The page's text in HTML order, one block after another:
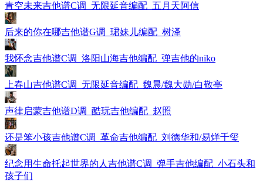
青空未来吉他谱C调_无限延音编配_五月天阿信
后来的你在哪吉他谱G调_珺妹儿编配_树泽
我怀念吉他谱C调_洛阳山海吉他编配_弹吉他的niko
上春山吉他谱C调_无限延音编配_魏晨/魏大勋/白敬亭
声律启蒙吉他谱D调_酷玩吉他编配_赵照
还是笨小孩吉他谱C调_革命吉他编配_刘德华和/易烊千玺
纪念用生命托起世界的人吉他谱C调_弹手吉他编配_小石头和
孩子们